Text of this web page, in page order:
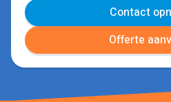
Contact
Offerte